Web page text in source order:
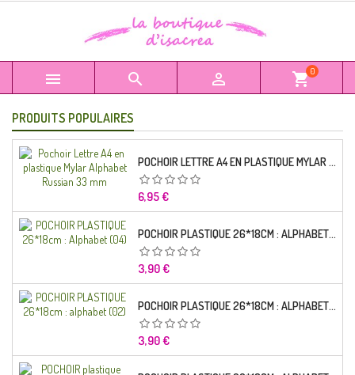
   shopping_cart0
PRODUITS POPULAIRES
POCHOIR LETTRE A4 EN PLASTIQUE MYLAR ALPHABET RUSSIAN 33 MM
Prix
6,95 €
POCHOIR PLASTIQUE 26*18CM : ALPHABET (04)
Prix
3,90 €
POCHOIR PLASTIQUE 26*18CM : ALPHABET (02)
Prix
3,90 €